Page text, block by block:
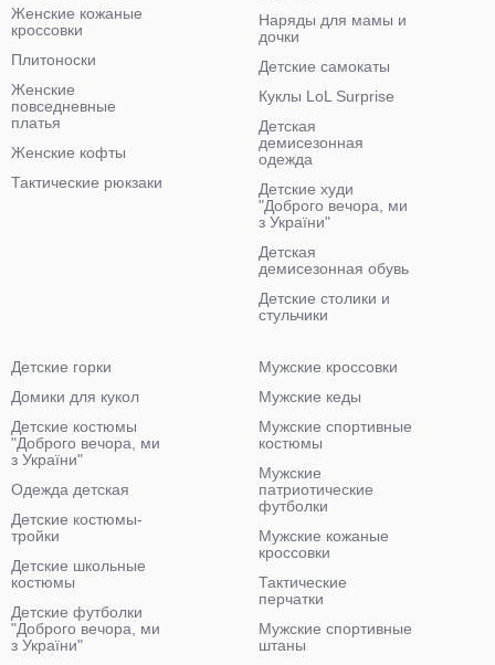
Женские кожаные
кроссовки
Плитоноски
Женские
повседневные
платья
Женские кофты
Тактические рюкзаки
Наряды для мамы и
дочки
Детские самокаты
Куклы LoL Surprise
Детская
демисезонная
одежда
Детские худи
"Доброго вечора, ми
з України"
Детская
демисезонная обувь
Детские столики и
стульчики
Детские горки
Домики для кукол
Детские костюмы
"Доброго вечора, ми
з України"
Одежда детская
Детские костюмы-
тройки
Детские школьные
костюмы
Детские футболки
"Доброго вечора, ми
з України"
Мужские кроссовки
Мужские кеды
Мужские спортивные
костюмы
Мужские
патриотические
футболки
Мужские кожаные
кроссовки
Тактические
перчатки
Мужские спортивные
штаны